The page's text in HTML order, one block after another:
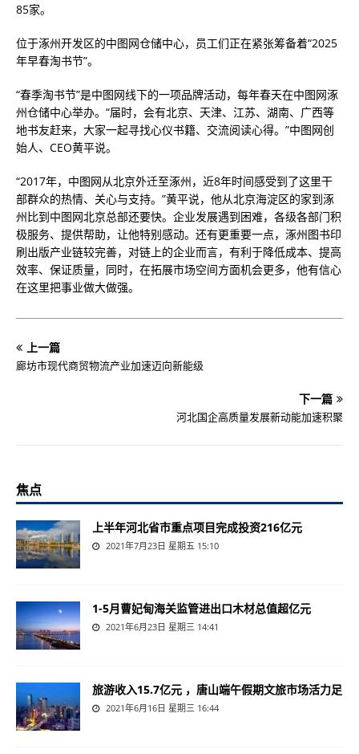
85家。
位于涿州开发区的中图网仓储中心，员工们正在紧张筹备着“2025
年早春淘书节”。
“春季淘书节”是中图网线下的一项品牌活动，每年春天在中图网涿
州仓储中心举办。“届时，会有北京、天津、江苏、湖南、广西等
地书友赶来，大家一起寻找心仪书籍、交流阅读心得。”中图网创
始人、CEO黄平说。
“2017年，中图网从北京外迁至涿州，近8年时间感受到了这里干
部群众的热情、关心与支持。”黄平说，他从北京海淀区的家到涿
州比到中图网北京总部还要快。企业发展遇到困难，各级各部门积
极服务、提供帮助，让他特别感动。还有更重要一点，涿州图书印
刷出版产业链较完善，对链上的企业而言，有利于降低成本、提高
效率、保证质量，同时，在拓展市场空间方面机会更多，他有信心
在这里把事业做大做强。
上一篇
廊坊市现代商贸物流产业加速迈向新能级
下一篇
河北国企高质量发展新动能加速积聚
焦点
上半年河北省市重点项目完成投资216亿元
2021年7月23日 星期五 15:10
1-5月曹妃甸海关监管进出口木材总值超亿元
2021年6月23日 星期三 14:41
旅游收入15.7亿元 ，唐山端午假期文旅市场活力足
2021年6月16日 星期三 16:44